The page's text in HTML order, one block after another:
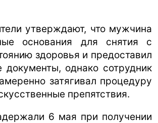
утверждают, что мужчина
основания для снятия с
здоровья и предоставил
документы, однако сотрудник
затягивал процедуру
препятствия.
6 мая при получении